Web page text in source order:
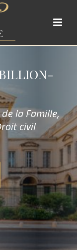
la Famille,
civil